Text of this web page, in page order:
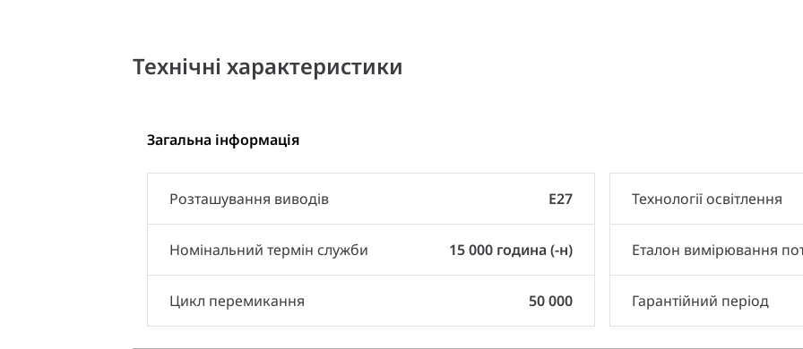
Технічні характеристики
Загальна інформація
Розташування виводів E27
Номінальний термін служби 15 000 година (-н)
Цикл перемикання 50 000
Технології освітлення
Еталон вимірювання
Гарантійний період